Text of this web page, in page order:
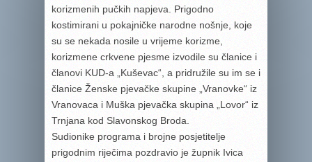
korizmenih pučkih napjeva. Prigodno
kostimirani u pokajničke narodne nošnje, koje
su se nekada nosile u vrijeme korizme,
korizmene crkvene pjesme izvodile su članice i
članovi KUD-a „Kuševac“, a pridružile su im se i
članice Ženske pjevačke skupine „Vranovke“ iz
Vranovaca i Muška pjevačka skupina „Lovor“ iz
Trnjana kod Slavonskog Broda.
Sudionike programa i brojne posjetitelje
prigodnim riječima pozdravio je župnik Ivica